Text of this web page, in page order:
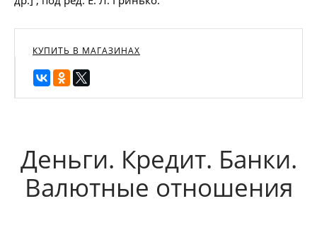
КУПИТЬ В МАГАЗИНАХ
Деньги. Кредит. Банки.
Валютные отношения